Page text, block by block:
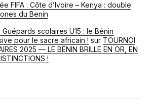
FIFA : Côte d’Ivoire – Kenya : double
du Benin
scolaires U15 : le Bénin
pour le sacre africain ! sur TOURNOI
2025 — LE BÉNIN BRILLE EN OR, EN
!